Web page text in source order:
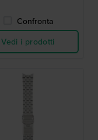
Confronta
Vedi i prodotti